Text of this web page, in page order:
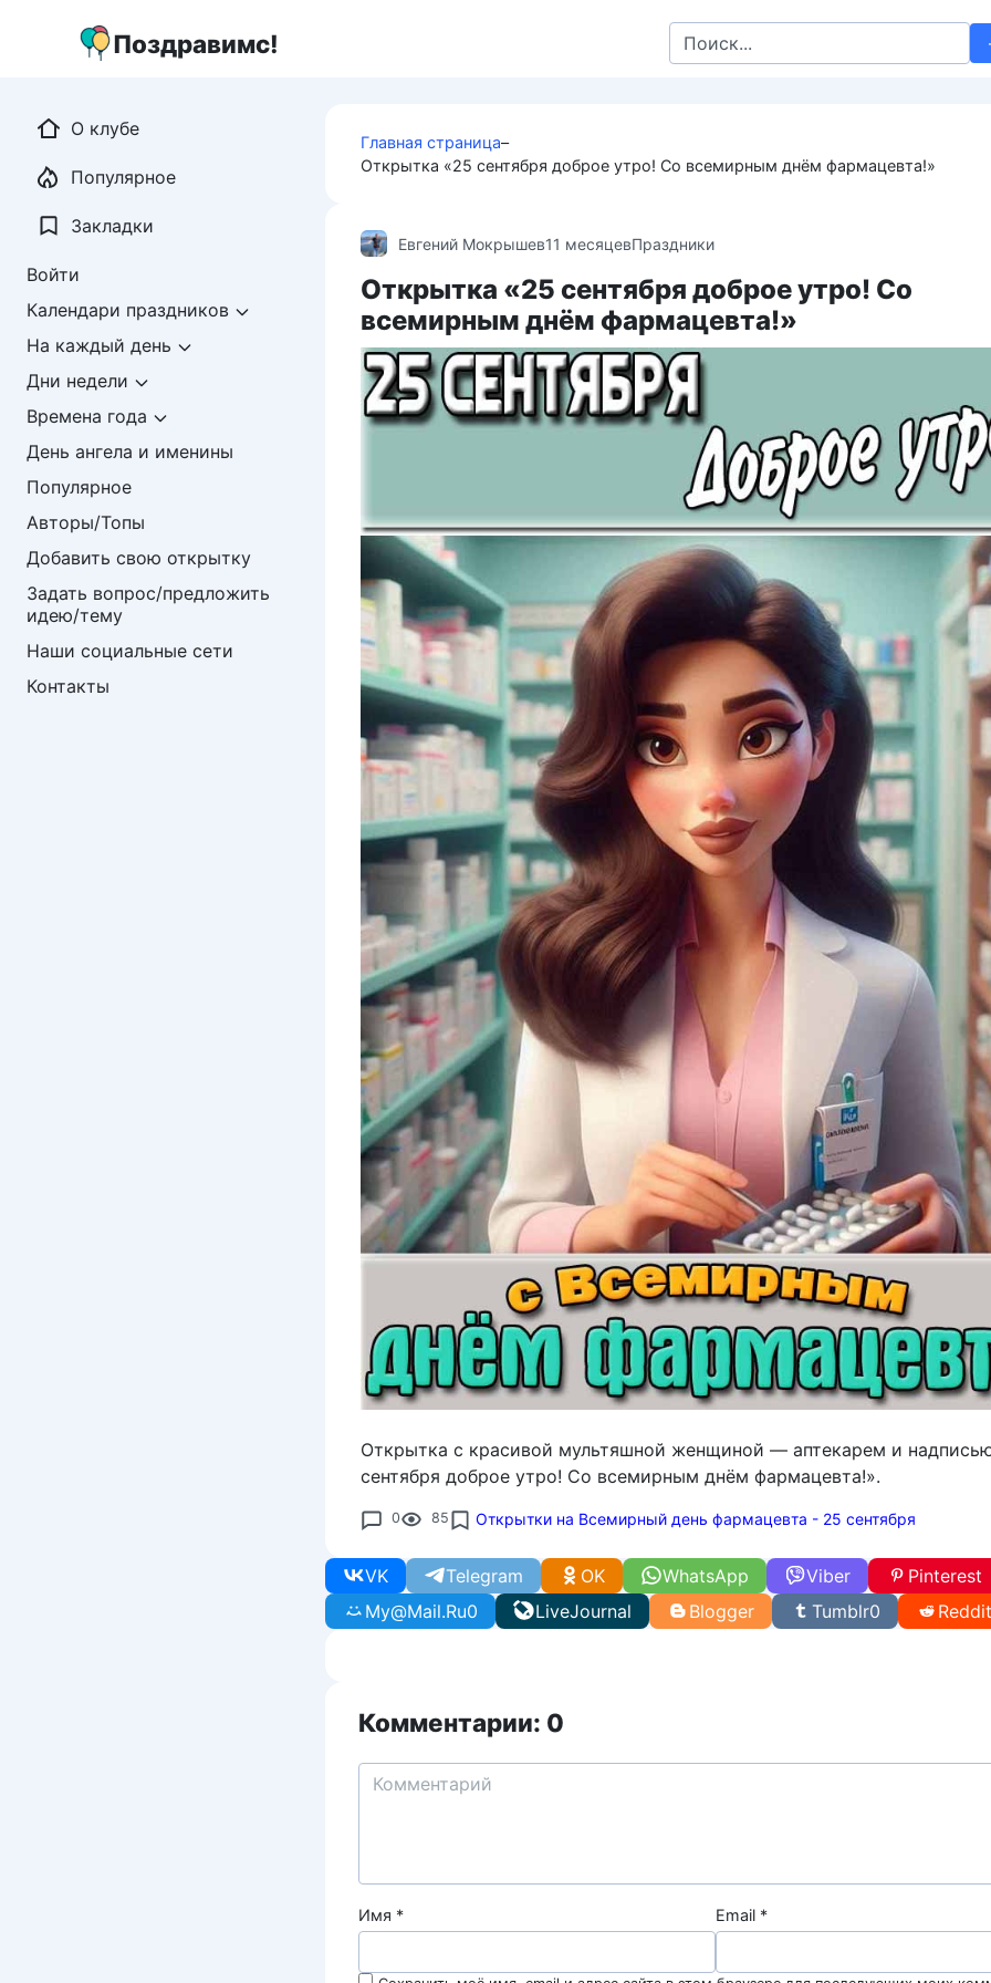
Поздравимс!
Search
for:
Главная страница–
Открытка «25 сентября доброе утро! Со всемирным днём фармацевта!»
Евгений Мокрышев11 месяцевПраздники
Открытка «25 сентября доброе утро! Со
всемирным днём фармацевта!»
Открытка с красивой мультяшной женщиной — аптекарем и
сентября доброе утро! Со всемирным днём фармацевта!».
0 85 Открытки на Всемирный день фармацевта - 25 сентября
WhatsApp
VK Telegram Viber
OK
LiveJournal
My@Mail.Ru0 Tumblr0
Pinterest
Reddit
Blogger
Комментарии: 0
Имя * Email *
О клубе
Популярное
Закладки
Войти
Календари праздников
На каждый день
Дни недели
Времена года
День ангела и именины
Популярное
Авторы/Топы
Добавить свою открытку
Задать вопрос/предложить
идею/тему
Наши социальные сети
Контакты